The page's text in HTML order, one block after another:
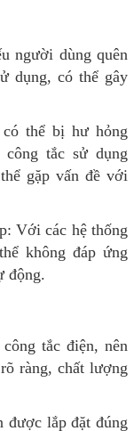
người dùng quên
dụng, có thể gây
thể bị hư hỏng
tắc sử dụng
gặp vấn đề với
Với các hệ thống
không đáp ứng
động.
tắc điện, nên
ràng, chất lượng
được lắp đặt đúng